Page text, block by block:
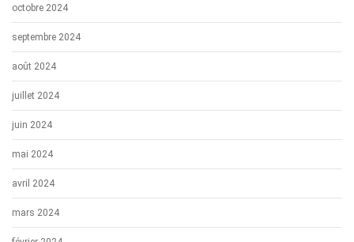
octobre 2024
septembre 2024
août 2024
juillet 2024
juin 2024
mai 2024
avril 2024
mars 2024